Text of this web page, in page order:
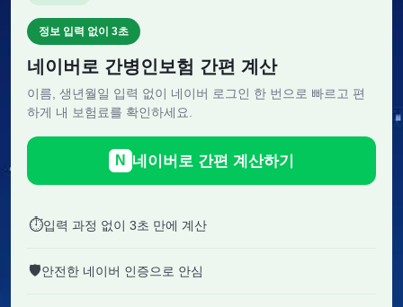
정보 입력 없이 3초
네이버로 간병인보험 간편 계산
이름, 생년월일 입력 없이 네이버 로그인 한 번으로 빠르고 편
하게 내 보험료를 확인하세요.
N 네이버로 간편 계산하기
⏱입력 과정 없이 3초 만에 계산
🛡안전한 네이버 인증으로 안심